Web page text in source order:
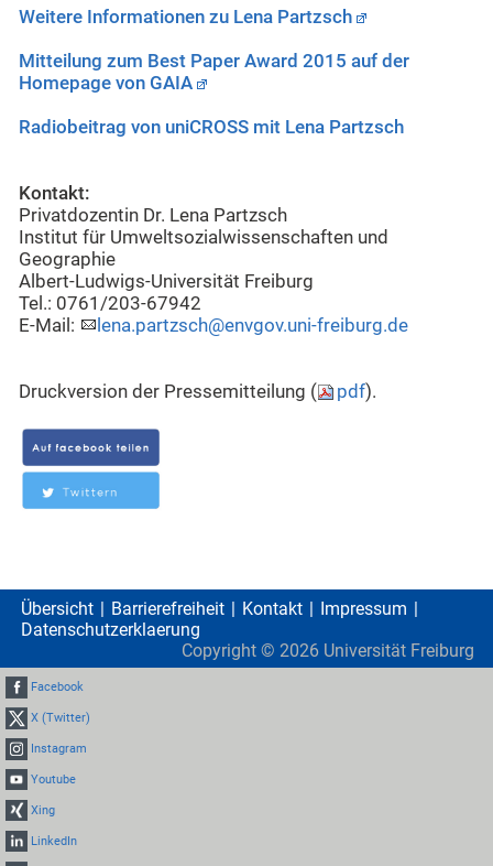
Weitere Informationen zu Lena Partzsch
Mitteilung zum Best Paper Award 2015 auf der
Homepage von GAIA
Radiobeitrag von uniCROSS mit Lena Partzsch
Kontakt:
Privatdozentin Dr. Lena Partzsch
Institut für Umweltsozialwissenschaften und
Geographie
Albert-Ludwigs-Universität Freiburg
Tel.: 0761/203-67942
E-Mail:
lena.partzsch@envgov.uni-freiburg.de
Druckversion der Pressemitteilung ( pdf).
Übersicht Barrierefreiheit Kontakt
Impressum
Datenschutzerklaerung
Copyright © 2026 Universität Freiburg
Facebook
X (Twitter)
Instagram
Youtube
Xing
LinkedIn